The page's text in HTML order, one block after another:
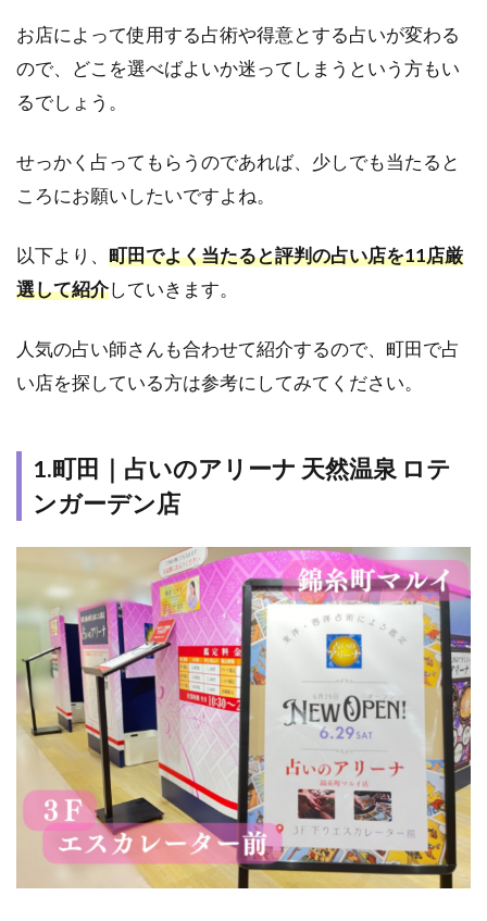
1.1
1.町
田｜
リー
ナ 天
然温
テン
ガー
デン
1.2
2．町
太陽
1.3
田｜
こと
りの
タロ
ット
1.4
4．町
田｜
占い
どん
ぐり
1.5
5．町
お店によって使用する占術や得意とする占いが変わる
ので、どこを選べばよいか迷ってしまうという方もい
るでしょう。
せっかく占ってもらうのであれば、少しでも当たると
ころにお願いしたいですよね。
以下より、 町田でよく当たると評判の占い店を11店厳
選して紹介していきます。
人気の占い師さんも合わせて紹介するので、町田で占
い店を探している方は参考にしてみてください。
1.町田｜占いのアリーナ 天然温泉 ロテ
ンガーデン店